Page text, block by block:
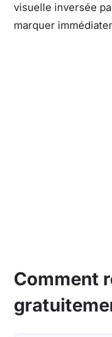
visuelle inversée
marquer
Comment